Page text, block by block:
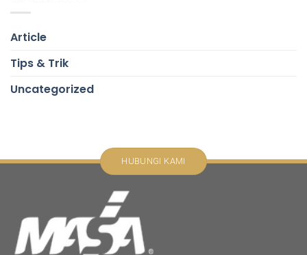
Article
Tips & Trik
Uncategorized
HUBUNGI KAMI